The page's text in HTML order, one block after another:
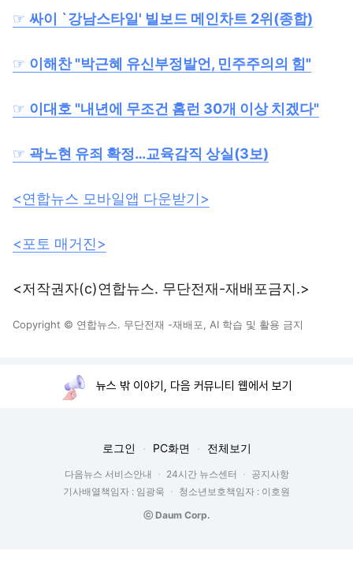
☞ 싸이 `강남스타일' 빌보드 메인차트 2위(종합)
☞ 이해찬 "박근혜 유신부정발언, 민주주의의 힘"
☞ 이대호 "내년에 무조건 홈런 30개 이상 치겠다"
☞ 곽노현 유죄 확정…교육감직 상실(3보)
<연합뉴스 모바일앱 다운받기>
<포토 매거진>
<저작권자(c)연합뉴스. 무단전재-재배포금지.>
Copyright © 연합뉴스. 무단전재 -재배포, AI 학습 및 활용 금지
뉴스 밖 이야기, 다음 커뮤니티 웹에서 보기
로그인 PC화면 전체보기
다음뉴스 서비스안내 24시간 뉴스센터
공지사항
기사배열책임자 : 임광욱
청소년보호책임자 : 이호원
ⓒ Daum Corp.